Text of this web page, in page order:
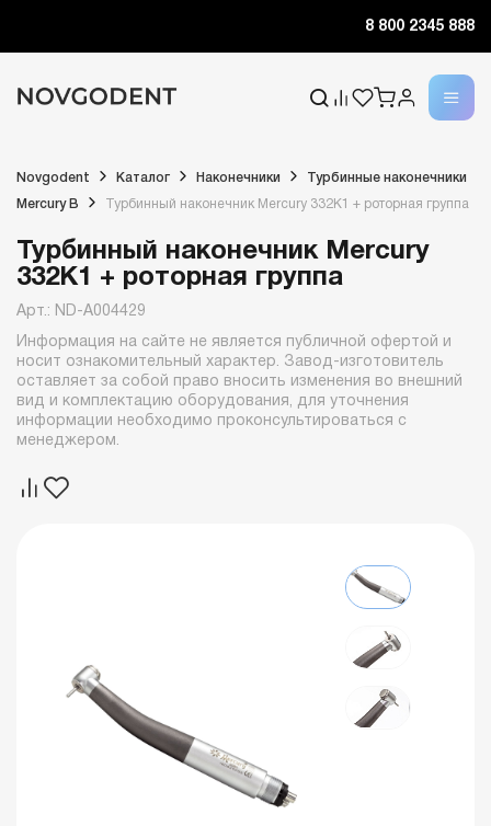
8 800 2345 888
Novgodent Каталог Наконечники Турбинные наконечники
Mercury B Турбинный наконечник Mercury 332K1 + роторная группа
Турбинный наконечник Mercury
332K1 + роторная группа
Арт.: ND-A004429
Информация на сайте не является публичной офертой и
носит ознакомительный характер. Завод-изготовитель
оставляет за собой право вносить изменения во внешний
вид и комплектацию оборудования, для уточнения
информации необходимо проконсультироваться с
менеджером.